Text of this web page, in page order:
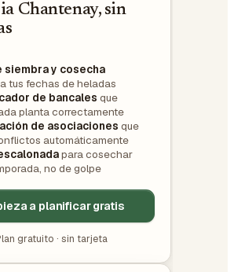
Chantenay, sin
siembra y cosecha
tus fechas de heladas
de bancales que
planta correctamente
de asociaciones que
automáticamente
para cosechar
no de golpe
a planificar gratis
gratuito · sin tarjeta